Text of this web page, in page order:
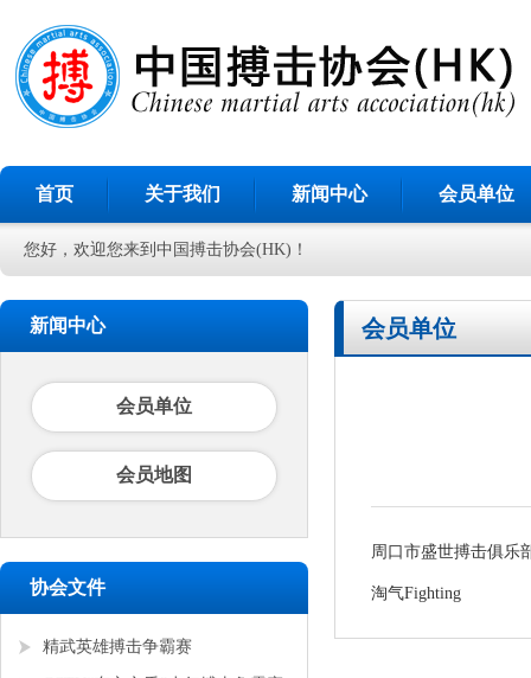
首页 关于我们 新闻中心 会员单位
您好，欢迎您来到中国搏击协会(HK)！
新闻中心
会员单位
会员地图
协会文件
精武英雄搏击争霸赛
会员单位
周口市盛世搏击俱乐
淘气Fighting